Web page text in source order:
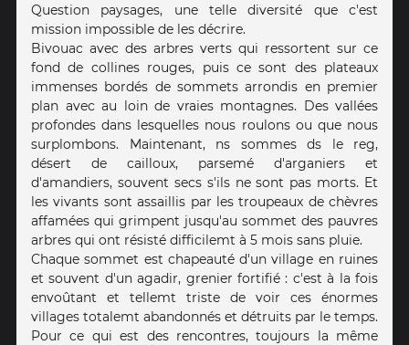
Question paysages, une telle diversité que c'est
mission impossible de les décrire.
Bivouac avec des arbres verts qui ressortent sur ce
fond de collines rouges, puis ce sont des plateaux
immenses bordés de sommets arrondis en premier
plan avec au loin de vraies montagnes. Des vallées
profondes dans lesquelles nous roulons ou que nous
surplombons. Maintenant, ns sommes ds le reg,
désert de cailloux, parsemé d'arganiers et
d'amandiers, souvent secs s'ils ne sont pas morts. Et
les vivants sont assaillis par les troupeaux de chèvres
affamées qui grimpent jusqu'au sommet des pauvres
arbres qui ont résisté difficilemt à 5 mois sans pluie.
Chaque sommet est chapeauté d'un village en ruines
et souvent d'un agadir, grenier fortifié : c'est à la fois
envoûtant et tellemt triste de voir ces énormes
villages totalemt abandonnés et détruits par le temps.
Pour ce qui est des rencontres, toujours la même